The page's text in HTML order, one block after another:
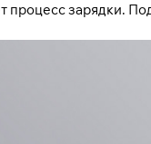
процесс зарядки.